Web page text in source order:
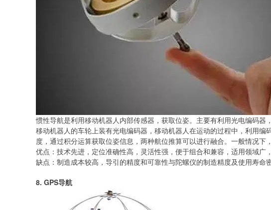
惯性导航是利用移动机器人内部传感器，获取位姿。主要有利用光电编码器
移动机器人的车轮上装有光电编码器，移动机器人在运动的过程中，利用
度，通过积分运算获取位姿信息，两种航位推算可以进行融合。一般情况下
优点：技术先进，定位准确性高，灵活性强，便于组合和兼容，适用领域广
缺点：制造成本较高，导引的精度和可靠性与陀螺仪的制造精度及使用寿命
8. GPS导航